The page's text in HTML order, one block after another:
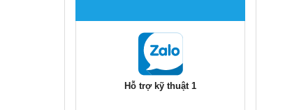
Hỗ trợ kỹ thuật 1